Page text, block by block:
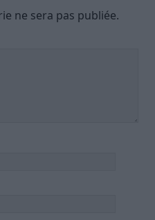
ne sera pas publiée.